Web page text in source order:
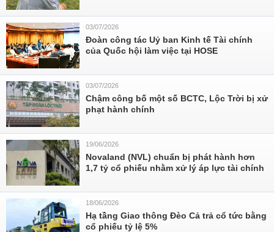
03/07/2026
Đoàn công tác Uỷ ban Kinh tế Tài chính
của Quốc hội làm việc tại HOSE
03/07/2026
Chậm công bố một số BCTC, Lộc Trời bị xử
phạt hành chính
19/06/2026
Novaland (NVL) chuẩn bị phát hành hơn
1,7 tỷ cổ phiếu nhằm xử lý áp lực tài chính
18/06/2026
Hạ tầng Giao thông Đèo Cả trả cổ tức bằng
cổ phiếu tỷ lệ 5%